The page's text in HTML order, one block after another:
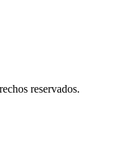
reservados.